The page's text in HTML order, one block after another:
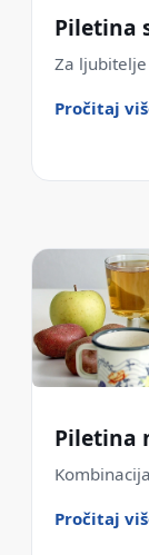
Piletina
Za
Pročitaj
Piletina
Pročitaj